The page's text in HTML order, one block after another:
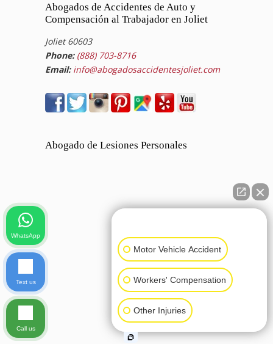
Abogados de Accidentes de Auto y
Compensación al Trabajador en Joliet
Joliet 60603
Phone: (888) 703-8716
Email: info@abogadosaccidentesjoliet.com
Abogado de Lesiones Personales
Motor Vehicle Accident
Workers' Compensation
Other Injuries
WhatsApp
Text us
Call us